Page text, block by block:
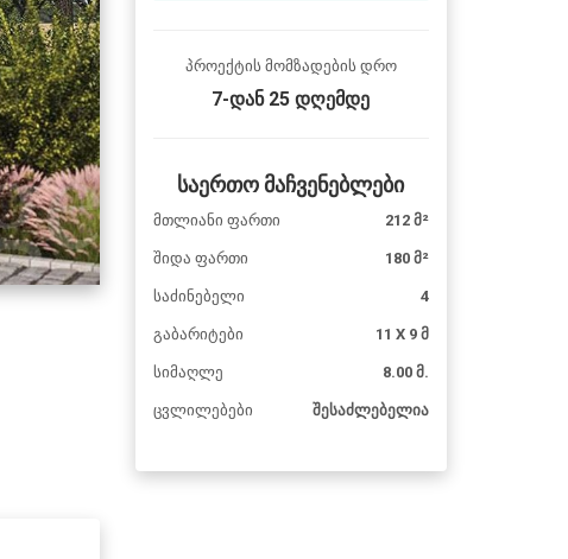
პროექტის მომზადების დრო
7-დან 25 დღემდე
საერთო მაჩვენებლები
მთლიანი ფართი 212 მ²
შიდა ფართი 180 მ²
საძინებელი 4
გაბარიტები 11 X 9 მ
სიმაღლე 8.00 მ.
ცვლილებები შესაძლებელია